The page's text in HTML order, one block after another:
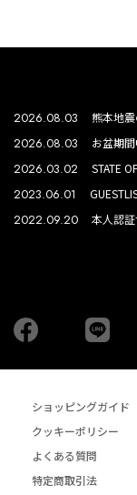
2026.08.03 熊本地
2026.08.03 お盆期
2026.03.02 STATE
2023.06.01
2022.09.20 本人認
Facebook
ショッピングガイド
クッキーポリシー
よくある質問
特定商取引法